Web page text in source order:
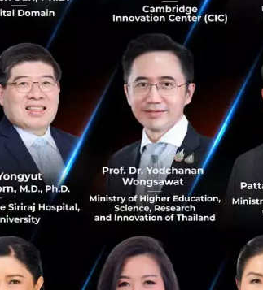
เพื่อรองรับการเปลี่ยนแปลงของสังคมและภ
Savvy Agent 2018ต้องการที่ส่งเสริมบุ
ญด้านเทคโนโลยีดิจิทัลซึ่งจะมีส่วนสำคัญใน
ทคโนโลยีดิจิทัลเป็นตัวขับเคลื่อน และเป็นอ
ยแลนด์4 0 ได้อย่างยั่งยืน